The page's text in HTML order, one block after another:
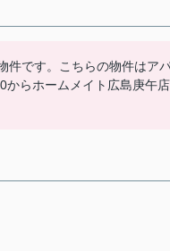
件です。こちらの物件はア
からホームメイト広島庚午店